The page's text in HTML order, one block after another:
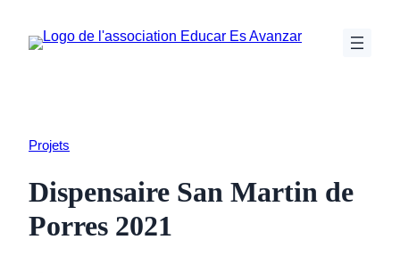
Projets
Dispensaire San Martin de
Porres 2021